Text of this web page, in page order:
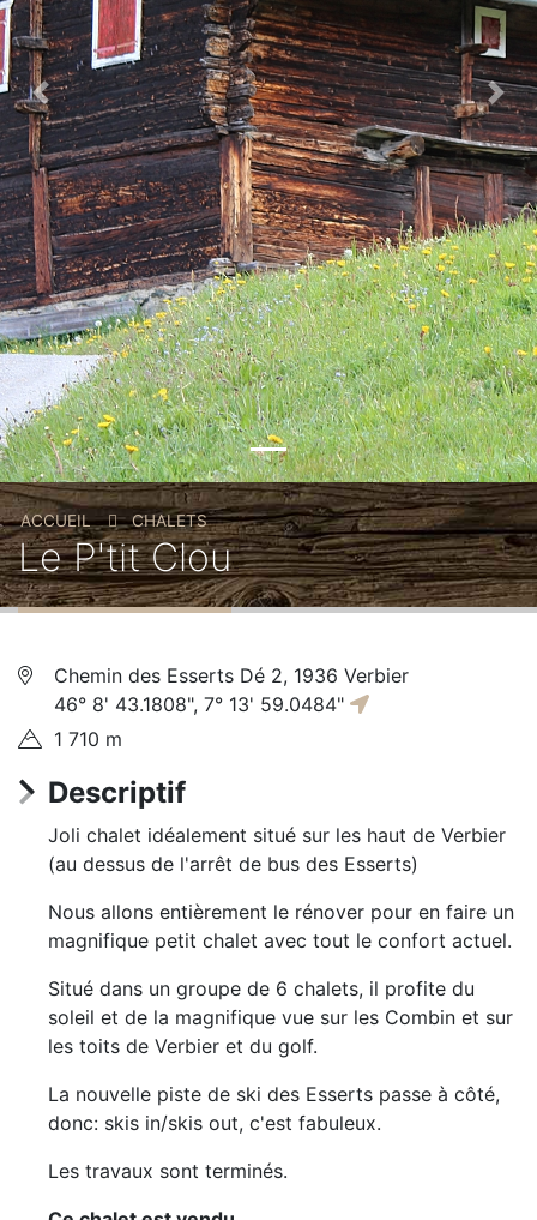
Previous Next
Fil
d'Ariane
ACCUEIL CHALETS
Le P'tit Clou
Chemin des Esserts Dé 2, 1936 Verbier
46° 8' 43.1808", 7° 13' 59.0484"
1 710 m
Descriptif
Joli chalet idéalement situé sur les haut de Verbier
(au dessus de l'arrêt de bus des Esserts)
Nous allons entièrement le rénover pour en faire un
magnifique petit chalet avec tout le confort actuel.
Situé dans un groupe de 6 chalets, il profite du
soleil et de la magnifique vue sur les Combin et sur
les toits de Verbier et du golf.
La nouvelle piste de ski des Esserts passe à côté,
donc: skis in/skis out, c'est fabuleux.
Les travaux sont terminés.